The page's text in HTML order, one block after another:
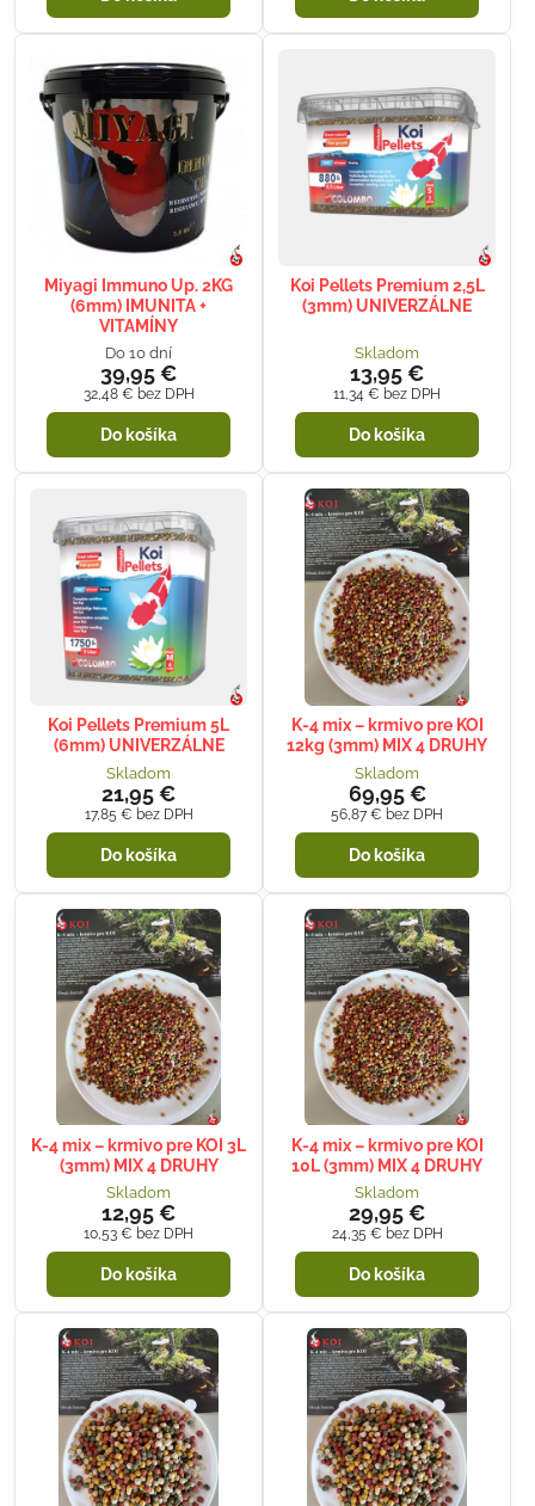
Miyagi Immuno Up. 2KG
(6mm) IMUNITA +
VITAMÍNY
Do 10 dní
39,95 €
32,48 € bez DPH
Do košíka
Koi Pellets Premium 2,5L
(3mm) UNIVERZÁLNE
Skladom
13,95 €
11,34 € bez DPH
Do košíka
Koi Pellets Premium 5L
(6mm) UNIVERZÁLNE
Skladom
21,95 €
17,85 € bez DPH
Do košíka
K-4 mix – krmivo pre KOI
12kg (3mm) MIX 4 DRUHY
Skladom
69,95 €
56,87 € bez DPH
Do košíka
K-4 mix – krmivo pre KOI 3L
(3mm) MIX 4 DRUHY
Skladom
12,95 €
10,53 € bez DPH
Do košíka
K-4 mix – krmivo pre KOI
10L (3mm) MIX 4 DRUHY
Skladom
29,95 €
24,35 € bez DPH
Do košíka